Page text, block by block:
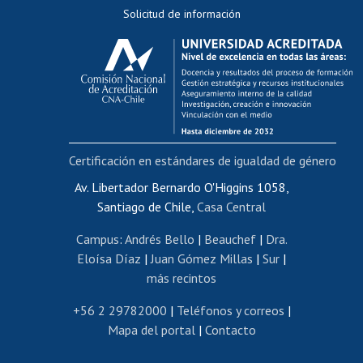
Evaluación docente
Calificación académica
Postulación al AUCAI
Funcionarias/os
Cursos internos de capacitación
Bienestar del personal
Portal de movilidad interna
Certificado de renta
Certificado de renta honorarios
Editar páginas blancas
Extranjeras/os
Revalidación y reconocimiento de títulos
Postulación al Programa de Movilidad Estudiantil
Solicitud de información
Av. Libertador Bernardo O'Higgins 1058,
Santiago de Chile, Casa Central
Campus: Andrés Bello | Beauchef| Dra.
Eloísa Díaz |Juan Gómez Millas | Sur |
más recintos
+56 2 29782000 | Teléfonos y correos |
Mapa del portal| Contacto
Certificación en estándares de igualdad de género